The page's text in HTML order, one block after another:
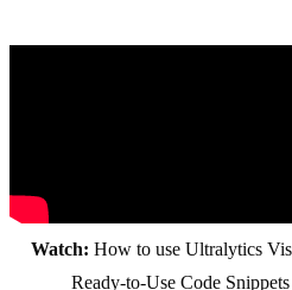
Watch: How to use Ultralytics
Ready-to-Use Code